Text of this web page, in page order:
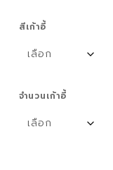
สีเก้าอี้
จำนวนเก้าอี้